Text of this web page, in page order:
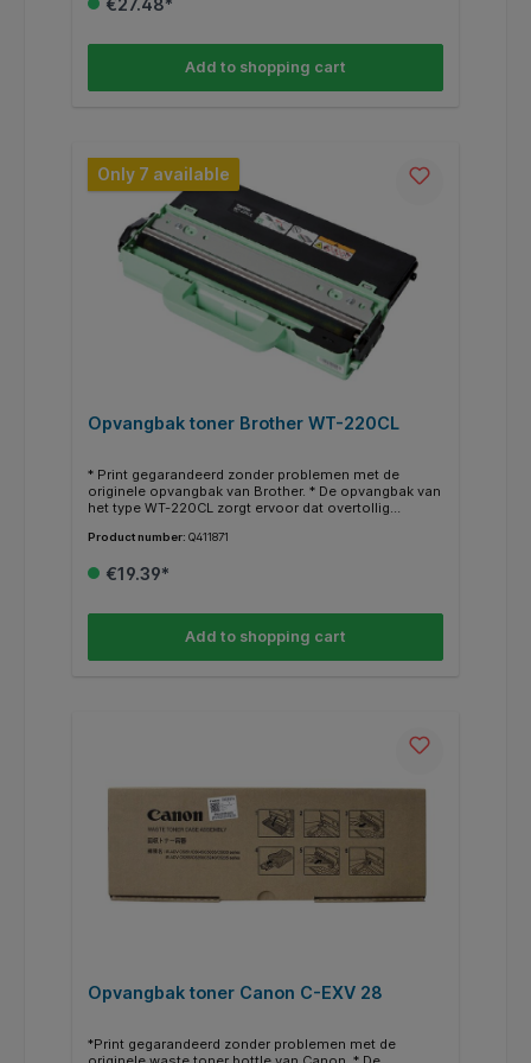
om in plaats van een gewone cartridge een XL/HC
cartridge hebt? Kijk dan bij de specificaties ‘’geschikt
voor’’ of jou HP printer ertussen staat.
€27.48*
Add to shopping cart
Only 7 available
Opvangbak toner Brother WT-220CL
* Print gegarandeerd zonder problemen met de
originele opvangbak van Brother. * De opvangbak van
het type WT-220CL zorgt ervoor dat overtollig
blijven je afdrukken altijd scherp en schoon. * Weten
specificaties "geschikt voor" of jouw Brother Printer
Product number: Q411871
€19.39*
Add to shopping cart
Opvangbak toner Canon C-EXV 28
*Print gegarandeerd zonder problemen met de